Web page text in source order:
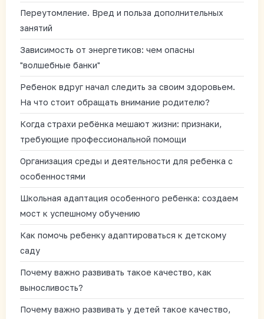
Переутомление. Вред и польза дополнительных
занятий
Зависимость от энергетиков: чем опасны
"волшебные банки"
Ребенок вдруг начал следить за своим здоровьем.
На что стоит обращать внимание родителю?
Когда страхи ребёнка мешают жизни: признаки,
требующие профессиональной помощи
Организация среды и деятельности для ребенка с
особенностями
Школьная адаптация особенного ребенка: создаем
мост к успешному обучению
Как помочь ребенку адаптироваться к детскому
саду
Почему важно развивать такое качество, как
выносливость?
Почему важно развивать у детей такое качество,